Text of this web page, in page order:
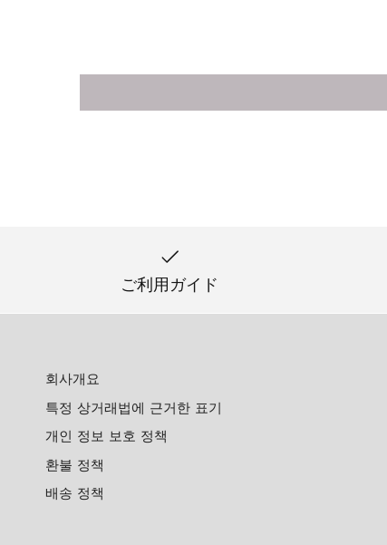
ご利用ガイド
회사개요
특정 상거래법에 근거한 표기
개인 정보 보호 정책
환불 정책
배송 정책